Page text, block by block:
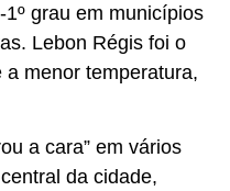
grau em municípios
Lebon Régis foi o
menor temperatura,
a cara” em vários
da cidade,